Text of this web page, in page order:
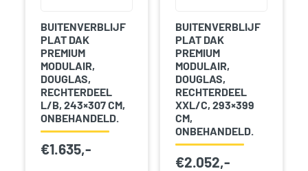
BUITENVERBLIJF
PLAT DAK
PREMIUM
MODULAIR,
DOUGLAS,
RECHTERDEEL
L/B, 243×307 CM,
ONBEHANDELD.
€1.635,-
BUITENVERBLIJF
PLAT DAK
PREMIUM
MODULAIR,
DOUGLAS,
RECHTERDEEL
XXL/C, 293×399
CM,
ONBEHANDELD.
€2.052,-